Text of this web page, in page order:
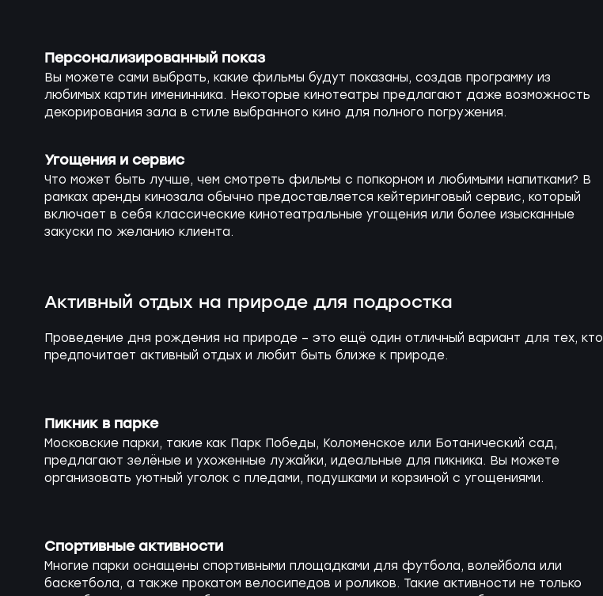
Персонализированный показ
Вы можете сами выбрать, какие фильмы будут показаны, создав программу из
любимых картин именинника. Некоторые кинотеатры предлагают даже возможность
декорирования зала в стиле выбранного кино для полного погружения.
Угощения и сервис
Что может быть лучше, чем смотреть фильмы с попкорном и любимыми напитками? В
рамках аренды кинозала обычно предоставляется кейтеринговый сервис, который
включает в себя классические кинотеатральные угощения или более изысканные
закуски по желанию клиента.
Активный отдых на природе для подростка
Проведение дня рождения на природе – это ещё один отличный вариант для тех, кто
предпочитает активный отдых и любит быть ближе к природе.
Пикник в парке
Московские парки, такие как Парк Победы, Коломенское или Ботанический сад,
предлагают зелёные и ухоженные лужайки, идеальные для пикника. Вы можете
организовать уютный уголок с пледами, подушками и корзиной с угощениями.
Спортивные активности
Многие парки оснащены спортивными площадками для футбола, волейбола или
баскетбола, а также прокатом велосипедов и роликов. Такие активности не только